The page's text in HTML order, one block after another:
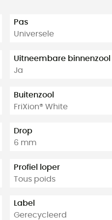
Pas
Universele
Uitneembare binnenzool
Ja
Buitenzool
FriXion® White
Drop
6 mm
Profiel loper
Tous poids
Label
Gerecycleerd